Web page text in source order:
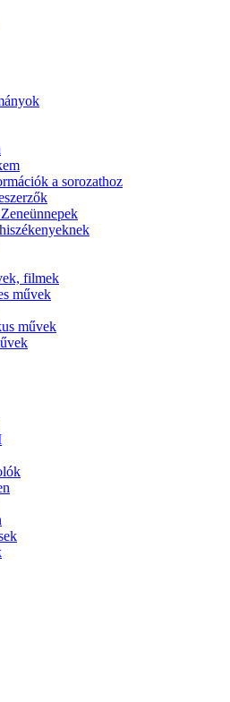
a sorozathoz
filmek
művek
művek